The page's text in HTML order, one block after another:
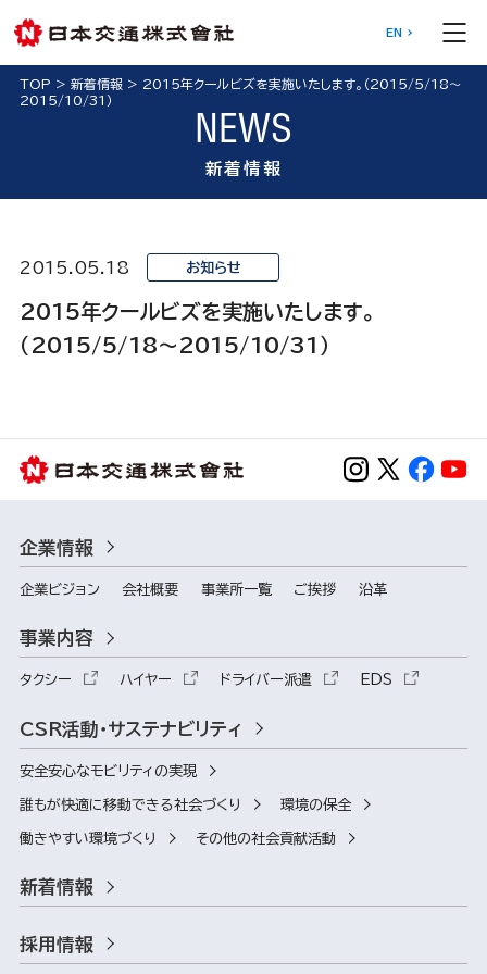
EN
TOP > 新着情報> 2015年クールビズを実施いたします。（2015/5/18～
2015/10/31）
NEWS
新着情報
2015.05.18 お知らせ
2015年クールビズを実施いたします。
（2015/5/18～2015/10/31）
企業情報
企業ビジョン 会社概要 事業所一覧 ご挨拶 沿革
事業内容
タクシー ハイヤー ドライバー派遣 EDS
CSR活動・サステナビリティ
安全安心なモビリティの実現
誰もが快適に移動できる社会づくり 環境の保全
働きやすい環境づくり その他の社会貢献活動
新着情報
採用情報